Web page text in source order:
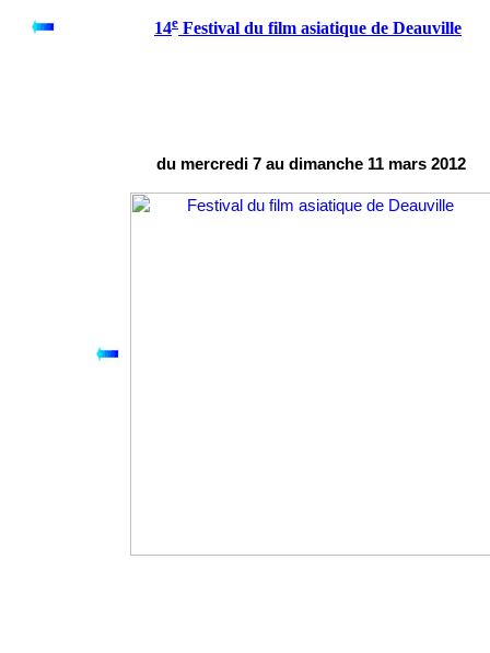
du mercredi 7 au dimanche 11 mars 2012
14e Festival du film asiatique de Deauville